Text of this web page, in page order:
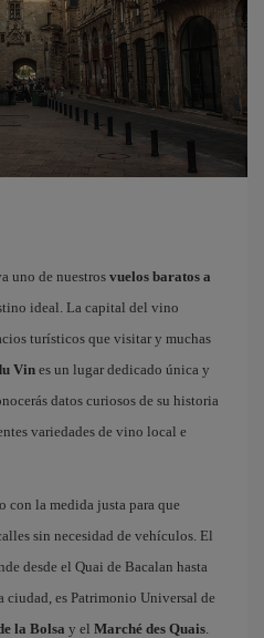
uno de nuestros vuelos baratos a
ideal. La capital del vino
turísticos que visitar y muchas
Vin es un lugar dedicado única y
datos curiosos de su historia
variedades de vino local e
con la medida justa para que
sin necesidad de vehículos. El
desde el Quai de Bacalan hasta
ciudad, es Patrimonio Universal de
la Bolsa y el Marché des Quais.